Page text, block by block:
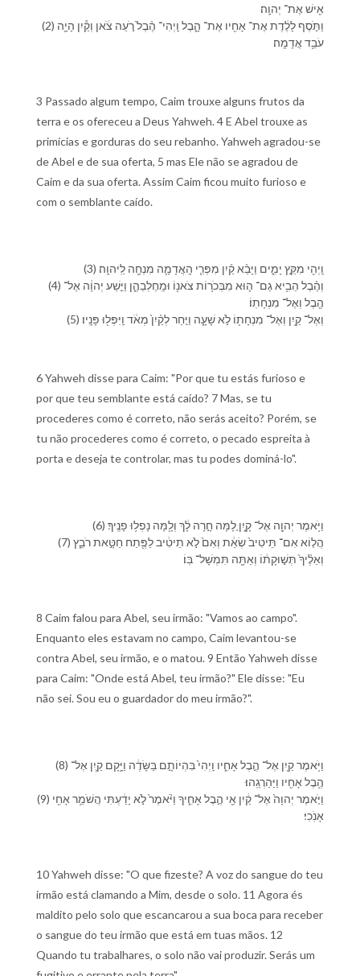
אִ֖ישׁ אֶת־ יְהוָֽה׃
(2) וַ⁠תֹּ֣סֶף לָ⁠לֶ֔דֶת אֶת־ אָחִ֖י⁠ו אֶת־ הָ֑בֶל וַֽ⁠יְהִי־ הֶ֨בֶל֙ רֹ֣עֵה צֹ֔אן וְ⁠קַ֕יִן הָיָ֖ה
עֹבֵ֥ד אֲדָמָֽה׃
3 Passado algum tempo, Caim trouxe alguns frutos da
terra e os ofereceu a Deus Yahweh. 4 E Abel trouxe as
primícias e gorduras do seu rebanho. Yahweh agradou-se
de Abel e de sua oferta, 5 mas Ele não se agradou de
Caim e da sua oferta. Assim Caim ficou muito furioso e
com o semblante caído.
(3) וַֽ⁠יְהִ֖י מִ⁠קֵּ֣ץ יָמִ֑ים וַ⁠יָּבֵ֨א קַ֜יִן מִ⁠פְּרִ֧י הָֽ⁠אֲדָמָ֛ה מִנְחָ֖ה לַֽ⁠יהוָֽה׃
(4) וְ⁠הֶ֨בֶל הֵבִ֥יא גַם־ ה֛וּא מִ⁠בְּכֹר֥וֹת צֹאנ֖⁠וֹ וּ⁠מֵֽ⁠חֶלְבֵ⁠הֶ֑ן וַ⁠יִּ֣שַׁע יְהוָ֔ה אֶל־
הֶ֖בֶל וְ⁠אֶל־ מִנְחָתֽ⁠וֹ׃
(5) וְ⁠אֶל־ קַ֥יִן וְ⁠אֶל־ מִנְחָת֖⁠וֹ לֹ֣א שָׁעָ֑ה וַ⁠יִּ֤חַר לְ⁠קַ֨יִן֙ מְאֹ֔ד וַֽ⁠יִּפְּל֖וּ פָּנָֽי⁠ו׃
6 Yahweh disse para Caim: "Por que tu estás furioso e
por que teu semblante está caído? 7 Mas, se tu
procederes como é correto, não serás aceito? Porém, se
tu não procederes como é correto, o pecado espreita à
porta e deseja te controlar, mas tu podes dominá-lo".
(6) וַ⁠יֹּ֥אמֶר יְהוָ֖ה אֶל־ קָ֑יִן לָ֚⁠מָּה חָ֣רָה לָ֔⁠ךְ וְ⁠לָ֖⁠מָּה נָפְל֥וּ פָנֶֽי⁠ךָ׃
(7) הֲ⁠ל֤וֹא אִם־ תֵּיטִיב֙ שְׂאֵ֔ת וְ⁠אִם֙ לֹ֣א תֵיטִ֔יב לַ⁠פֶּ֖תַח חַטָּ֣את רֹבֵ֑ץ
וְ⁠אֵלֶ֨י⁠ךָ֙ תְּשׁ֣וּקָת֔⁠וֹ וְ⁠אַתָּ֖ה תִּמְשָׁל־ בּֽ⁠וֹ׃
8 Caim falou para Abel, seu irmão: "Vamos ao campo".
Enquanto eles estavam no campo, Caim levantou-se
contra Abel, seu irmão, e o matou. 9 Então Yahweh disse
para Caim: "Onde está Abel, teu irmão?" Ele disse: "Eu
não sei. Sou eu o guardador do meu irmão?".
(8) וַ⁠יֹּ֥אמֶר קַ֖יִן אֶל־ הֶ֣בֶל אָחִ֑י⁠ו וַֽ⁠יְהִי֙ בִּ⁠הְיוֹתָ֣⁠ם בַּ⁠שָּׂדֶ֔ה וַ⁠יָּ֥קָם קַ֛יִן אֶל־
הֶ֥בֶל אָחִ֖י⁠ו וַ⁠יַּהַרְגֵֽ⁠הוּ׃
(9) וַ⁠יֹּ֤אמֶר יְהוָה֙ אֶל־ קַ֔יִן אֵ֖י הֶ֣בֶל אָחִ֑י⁠ךָ וַ⁠יֹּ֨אמֶר֙ לֹ֣א יָדַ֔עְתִּי הֲ⁠שֹׁמֵ֥ר אָחִ֖⁠י
אָנֹֽכִי׃
10 Yahweh disse: "O que fizeste? A voz do sangue do teu
irmão está clamando a Mim, desde o solo. 11 Agora és
maldito pelo solo que escancarou a sua boca para receber
o sangue do teu irmão que está em tuas mãos. 12
Quando tu trabalhares, o solo não vai produzir. Serás um